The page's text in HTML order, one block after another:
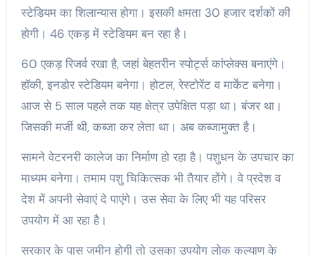
स्टेडियम का शिलान्यास होगा। इसकी क्षमता 30 हजार दर्शकों की
होगी। 46 एकड़ में स्टेडियम बन रहा है।
60 एकड़ रिजर्व रखा है, जहां बेहतरीन स्पोर्ट्स कांप्लेक्स बनाएंगे।
हॉकी, इनडोर स्टेडियम बनेगा। होटल, रेस्टोरेंट व मार्केट बनेगा।
आज से 5 साल पहले तक यह क्षेत्र उपेक्षित पड़ा था। बंजर था।
जिसकी मर्जी थी, कब्जा कर लेता था। अब कब्जामुक्त है।
सामने वेटरनरी कालेज का निर्माण हो रहा है। पशुधन के उपचार का
माध्यम बनेगा। तमाम पशु चिकित्सक भी तैयार होंगे। वे प्रदेश व
देश में अपनी सेवाएं दे पाएंगे। उस सेवा के लिए भी यह परिसर
उपयोग में आ रहा है।
सरकार के पास जमीन होगी तो उसका उपयोग लोक कल्याण के